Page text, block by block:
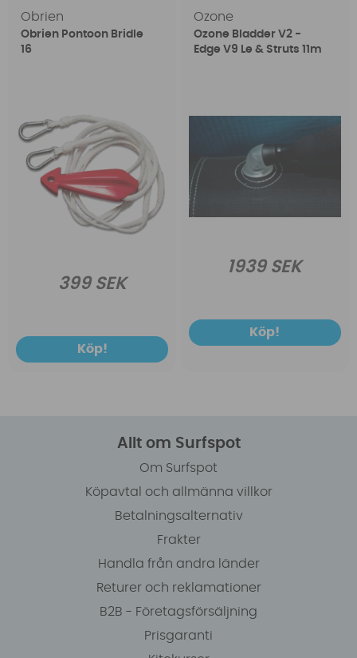
Obrien
Obrien Pontoon Bridle
16
399 SEK
Köp!
Ozone
Ozone Bladder V2 -
Edge V9 Le & Struts 11m
1939 SEK
Köp!
Allt om Surfspot
Om Surfspot
Köpavtal och allmänna villkor
Betalningsalternativ
Frakter
Handla från andra länder
Returer och reklamationer
B2B - Företagsförsäljning
Prisgaranti